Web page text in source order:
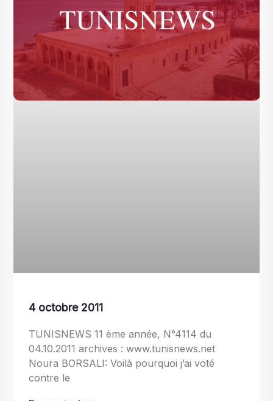
4 octobre 2011
TUNISNEWS 11 ème année, N°4114 du
04.10.2011 archives : www.tunisnews.net
Noura BORSALI: Voilà pourquoi j’ai voté
contre le